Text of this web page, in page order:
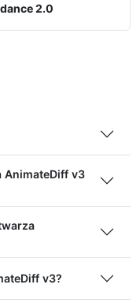
2.0
AnimateDiff v3
v3?